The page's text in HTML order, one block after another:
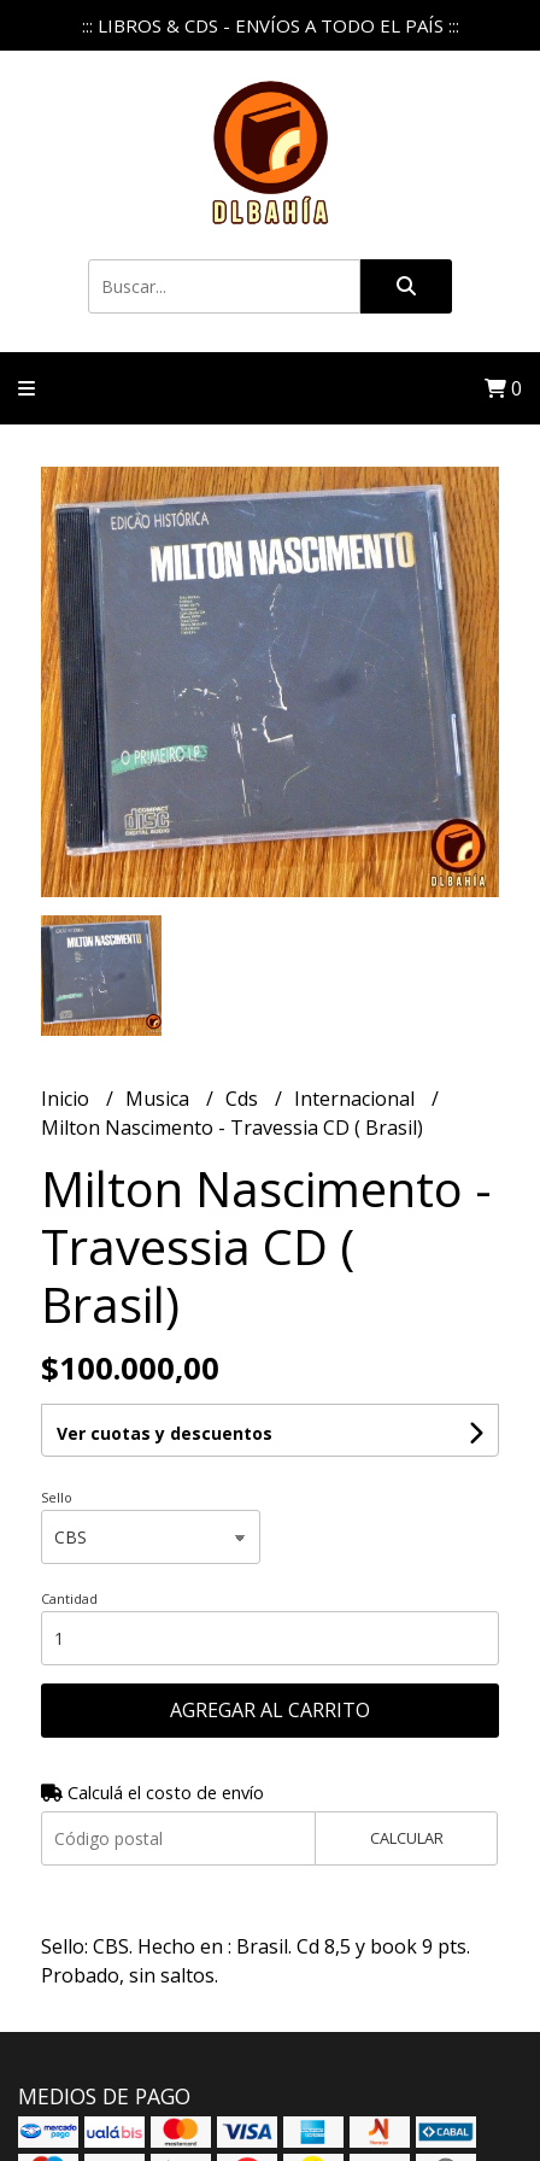
::: LIBROS & CDS - ENVÍOS A TODO EL PAÍS :::
0
Inicio Musica Cds
Internacional
Milton Nascimento - Travessia CD ( Brasil)
Milton Nascimento -
Travessia CD (
Brasil)
$100.000,00
Ver cuotas y descuentos
Sello
Cantidad
AGREGAR AL CARRITO
Calculá el costo de envío
CALCULAR
Sello: CBS. Hecho en : Brasil. Cd 8,5 y book 9 pts.
Probado, sin saltos.
MEDIOS DE PAGO